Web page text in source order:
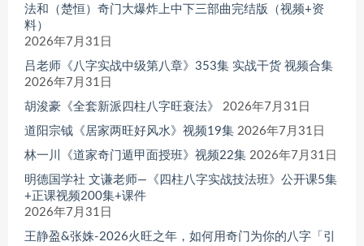
法和（楚恒）奇门大爆炸上中下三部曲完结版（视频+资
料）
2026年7月31日
吕老师《八字实战中级第八章》353集 实战干货 视频合集
2026年7月31日
胡浚豪《全套新派四柱八字旺衰法》
2026年7月31日
道阳宗钺《居家两旺好风水》视频19集 2026年7月31日
林一川《道家奇门遁甲面授班》视频22集 2026年7月31日
明德国学社 文谦老师—《四柱八字实战技法班》公开课5集
+正课视频200集+课件
2026年7月31日
王静盈&张姝-2026火旺之年，如何用奇门为你的八字「引